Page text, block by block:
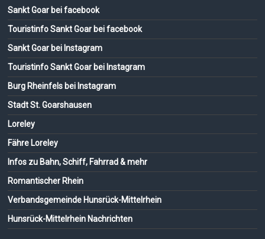
Sankt Goar bei facebook
Touristinfo Sankt Goar bei facebook
Sankt Goar bei Instagram
Touristinfo Sankt Goar bei Instagram
Burg Rheinfels bei Instagram
Stadt St. Goarshausen
Loreley
Fähre Loreley
Infos zu Bahn, Schiff, Fahrrad & mehr
Romantischer Rhein
Verbandsgemeinde Hunsrück-Mittelrhein
Hunsrück-Mittelrhein Nachrichten